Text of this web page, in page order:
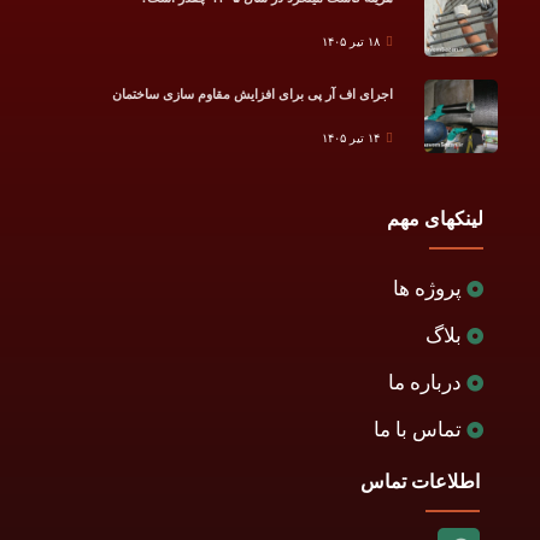
۱۸ تیر ۱۴۰۵
اجرای اف آر پی برای افزایش مقاوم سازی ساختمان
۱۴ تیر ۱۴۰۵
لینکهای مهم
پروژه ها
بلاگ
درباره ما
تماس با ما
اطلاعات تماس